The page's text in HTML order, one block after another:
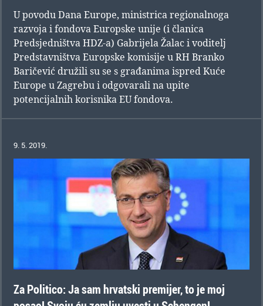
U povodu Dana Europe, ministrica regionalnoga
razvoja i fondova Europske unije (i članica
Predsjedništva HDZ-a) Gabrijela Žalac i voditelj
Predstavništva Europske komisije u RH Branko
Baričević družili su se s građanima ispred Kuće
Europe u Zagrebu i odgovarali na upite
potencijalnih korisnika EU fondova.
9. 5. 2019.
Za Politico: Ja sam hrvatski premijer, to je moj